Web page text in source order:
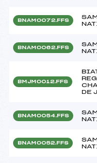
BNAM0072.FFS
BNAM0062.FFS
BMJM0012.FFS
DE
BNAM0054.FFS
BNAM0052.FFS